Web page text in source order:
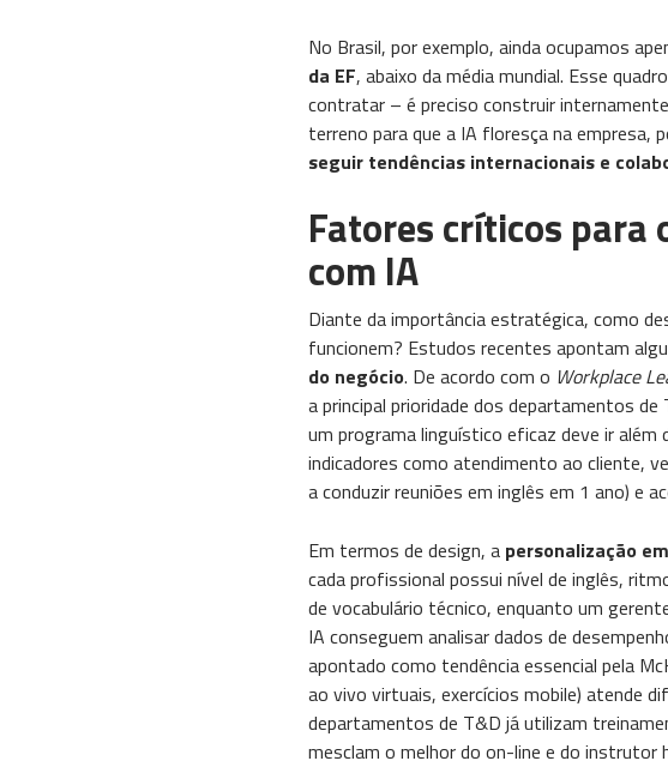
No Brasil, por exemplo, ainda ocupamos
da EF​, abaixo da média mundial. Esse
contratar – é preciso construir
terreno para que a IA floresça na empresa,
seguir tendências internacionais e
Fatores críticos para
com IA
Diante da importância estratégica, como
funcionem? Estudos recentes apontam
do negócio. De acordo com o Workplace
a principal prioridade dos departamentos
um programa linguístico eficaz deve ir
indicadores como atendimento ao cliente,
a conduzir reuniões em inglês em 1 ano) e
Em termos de design, a personalização
cada profissional possui nível de inglês,
de vocabulário técnico, enquanto um
IA conseguem analisar dados de
apontado como tendência essencial pela
ao vivo virtuais, exercícios mobile) atende
departamentos de T&D já utilizam
mesclam o melhor do on-line e do instrutor